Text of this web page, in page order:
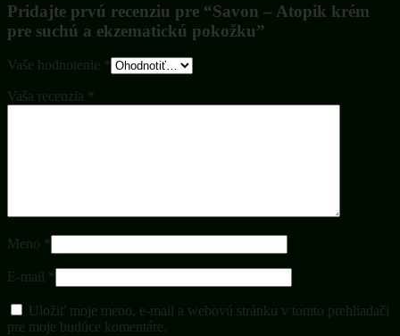
Pridajte prvú recenziu pre “Savon – Atopik krém
pre suchú a ekzematickú pokožku”
Vaše hodnotenie *
Vaša recenzia *
Meno *
E-mail *
Uložiť moje meno, e-mail a webovú stránku v tomto prehliadači
pre moje budúce komentáre.